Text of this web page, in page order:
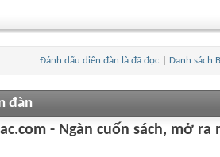
Đánh dấu diễn đàn là đã đọc Danh sách
đàn
- Ngàn cuốn sách, mở ra